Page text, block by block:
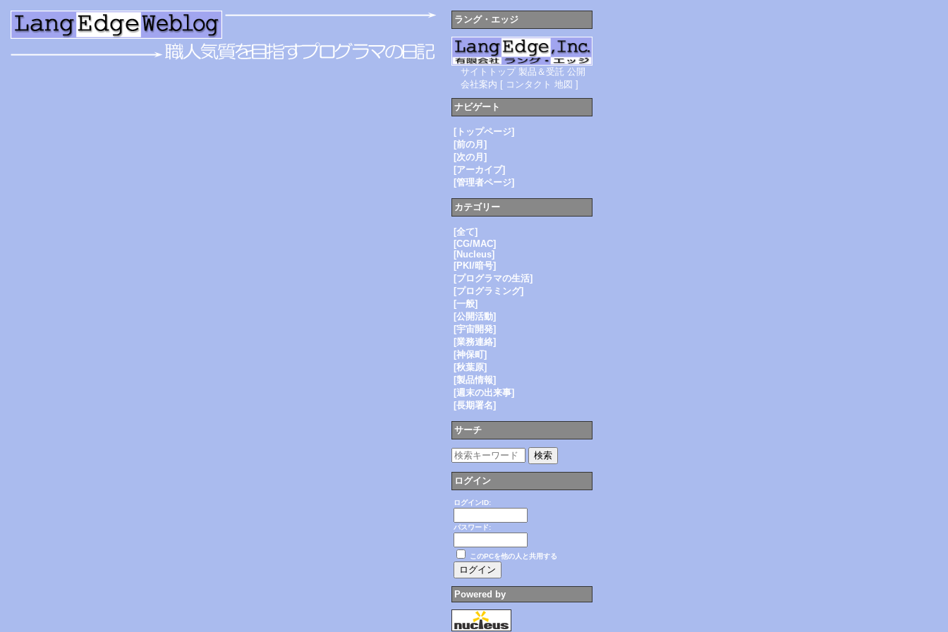
ラング・エッジ
サイトトップ 製品＆受託 公開
会社案内 [ コンタクト 地図 ]
ナビゲート
[トップページ]
[前の月]
[次の月]
[アーカイブ]
[管理者ページ]
カテゴリー
[全て]
[CG/MAC]
[Nucleus]
[PKI/暗号]
[プログラマの生活]
[プログラミング]
[一般]
[公開活動]
[宇宙開発]
[業務連絡]
[神保町]
[秋葉原]
[製品情報]
[週末の出来事]
[長期署名]
サーチ
ログイン
ログインID:
パスワード:
このPCを他の人と共用する
Powered by